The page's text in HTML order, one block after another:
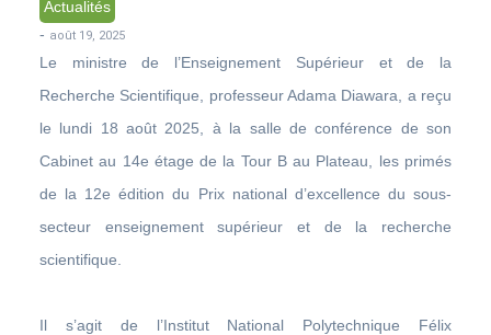
Actualités
- août 19, 2025
Le ministre de l’Enseignement Supérieur et de la
Recherche Scientifique, professeur Adama Diawara, a reçu
le lundi 18 août 2025, à la salle de conférence de son
Cabinet au 14e étage de la Tour B au Plateau, les primés
de la 12e édition du Prix national d’excellence du sous-
secteur enseignement supérieur et de la recherche
scientifique.
Il s’agit de l’Institut National Polytechnique Félix